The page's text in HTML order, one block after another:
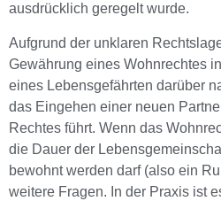
ausdrücklich geregelt wurde.
Aufgrund der unklaren
Gewährung eines Wohnrechtes
eines Lebensgefährten darüber
das Eingehen einer neuen
Rechtes führt. Wenn das
die Dauer der
bewohnt werden darf (also ein
weitere Fragen. In der Praxis ist